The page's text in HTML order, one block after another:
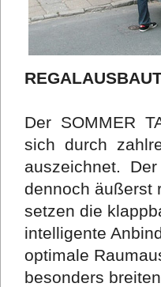
Der SOMMER
sich durch
auszeichnet.
dennoch äußerst
setzen die
intelligente
optimale
besonders